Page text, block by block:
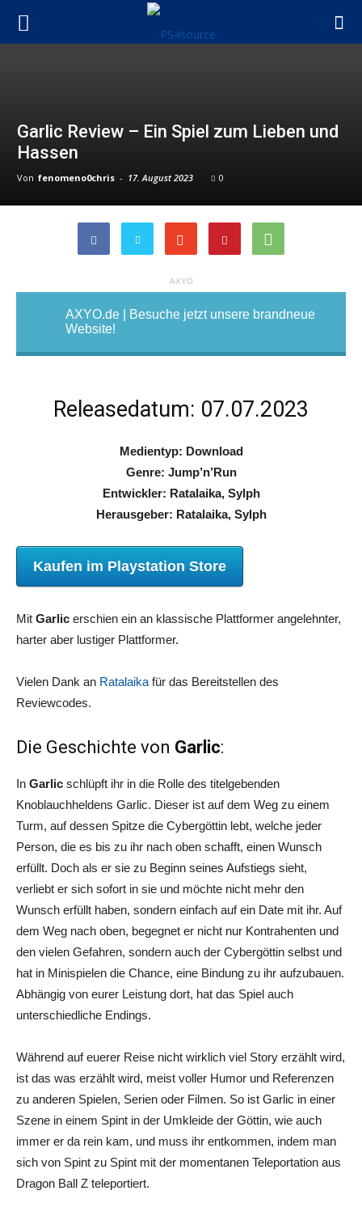
Garlic Review – Ein Spiel zum Lieben und
Hassen
Von fenomeno0chris - 17. August 2023 0
AXYO
AXYO.de | Besuche jetzt unsere brandneue
Website!
Releasedatum: 07.07.2023
Medientyp: Download
Genre: Jump’n’Run
Entwickler: Ratalaika, Sylph
Herausgeber: Ratalaika, Sylph
Kaufen im Playstation Store
Mit Garlic erschien ein an klassische Plattformer angelehnter,
harter aber lustiger Plattformer.
Vielen Dank an Ratalaika für das Bereitstellen des
Reviewcodes.
Die Geschichte von Garlic:
In Garlic schlüpft ihr in die Rolle des titelgebenden
Knoblauchheldens Garlic. Dieser ist auf dem Weg zu einem
Turm, auf dessen Spitze die Cybergöttin lebt, welche jeder
Person, die es bis zu ihr nach oben schafft, einen Wunsch
erfüllt. Doch als er sie zu Beginn seines Aufstiegs sieht,
verliebt er sich sofort in sie und möchte nicht mehr den
Wunsch erfüllt haben, sondern einfach auf ein Date mit ihr. Auf
dem Weg nach oben, begegnet er nicht nur Kontrahenten und
den vielen Gefahren, sondern auch der Cybergöttin selbst und
hat in Minispielen die Chance, eine Bindung zu ihr aufzubauen.
Abhängig von eurer Leistung dort, hat das Spiel auch
unterschiedliche Endings.
Während auf euerer Reise nicht wirklich viel Story erzählt wird,
ist das was erzählt wird, meist voller Humor und Referenzen
zu anderen Spielen, Serien oder Filmen. So ist Garlic in einer
Szene in einem Spint in der Umkleide der Göttin, wie auch
immer er da rein kam, und muss ihr entkommen, indem man
sich von Spint zu Spint mit der momentanen Teleportation aus
Dragon Ball Z teleportiert.